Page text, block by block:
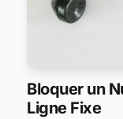
Bloquer un
Ligne Fixe